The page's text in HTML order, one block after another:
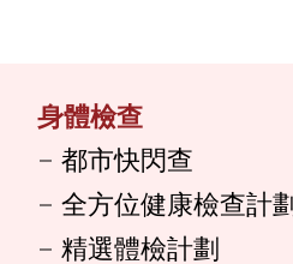
身體檢查
都市快閃查
全方位健康檢查計
精選體檢計劃